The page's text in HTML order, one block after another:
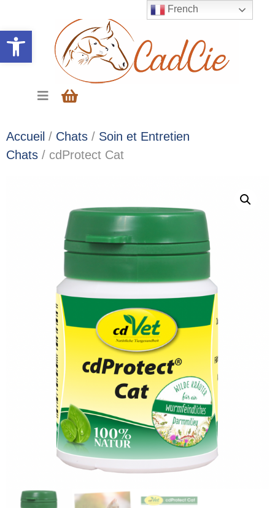
Ouvrir la barre d’outils
Accueil / Chats / Soin et Entretien
Chats / cdProtect Cat
French